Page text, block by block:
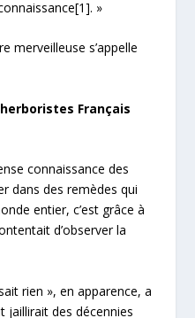
[1]. »
merveilleuse s’appelle
Français
connaissance des
dans des remèdes qui
entier, c’est grâce à
d’observer la
rien », en apparence, a
jaillirait des décennies